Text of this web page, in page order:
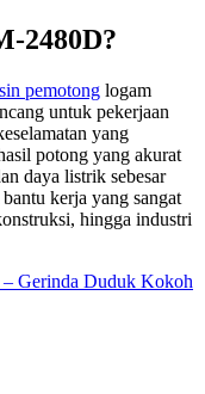
2480D?
pemotong logam
untuk pekerjaan
yang
potong yang akurat
daya listrik sebesar
kerja yang sangat
hingga industri
Gerinda Duduk Kokoh